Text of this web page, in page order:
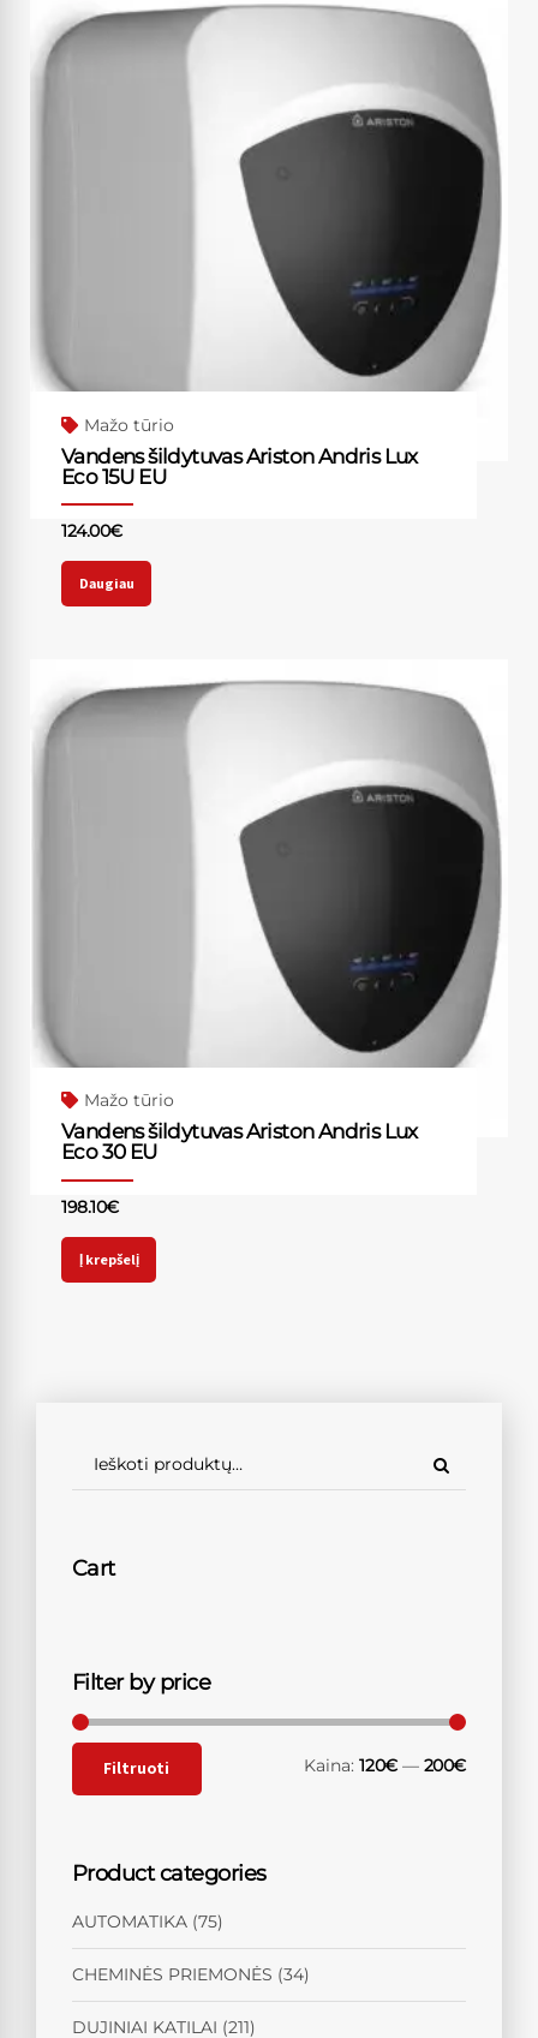
Mažo tūrio
Vandens šildytuvas Ariston Andris Lux
Eco 15U EU
124.00€
Daugiau
Mažo tūrio
Vandens šildytuvas Ariston Andris Lux
Eco 30 EU
198.10€
Į krepšelį
Cart
Filter by price
Filtruoti Kaina:120€— 200€
Product categories
AUTOMATIKA (75)
CHEMINĖS PRIEMONĖS (34)
DUJINIAI KATILAI (211)